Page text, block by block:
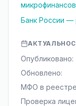
Банк России —
Опубликовано:
Обновлено:
МФО в
Проверка